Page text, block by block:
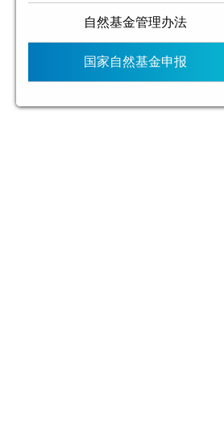
自然基金管理办法
国家自然基金申报